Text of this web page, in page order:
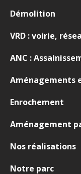
Démolition
VRD : voirie,
ANC :
Aménagements
Enrochement
Aménagement
Nos réalisations
Notre parc